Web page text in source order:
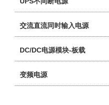
交流直流同时输入电源
DC/DC电源模块-板载
变频电源